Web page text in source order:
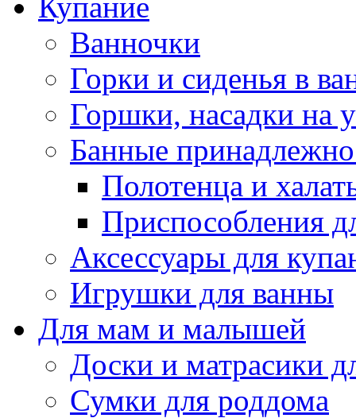
Ванночки
Горки и сиденья в
Горшки, насадки на
Банные
Полотенца и
Приспособления
Аксессуары для
Игрушки для ванны
Для мам и малышей
Доски и матрасики
Сумки для роддома